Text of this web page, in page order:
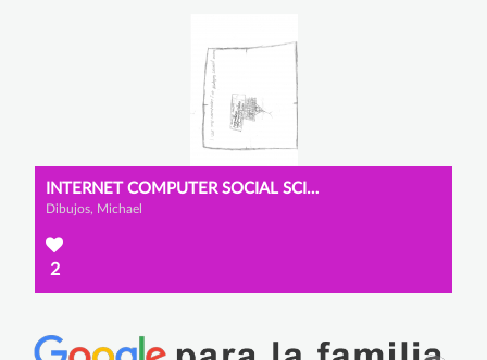
INTERNET COMPUTER SOCIAL SCIENCES
Dibujos, Michael
2